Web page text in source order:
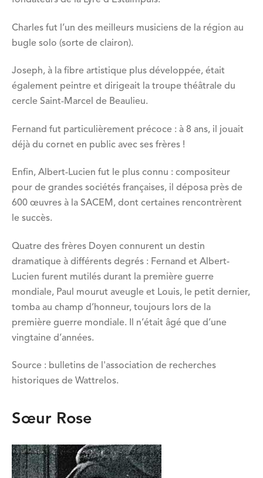
Charles fut l’un des meilleurs musiciens de la région au
bugle solo (sorte de clairon).
Joseph, à la fibre artistique plus développée, était
également peintre et dirigeait la troupe théâtrale du
cercle Saint-Marcel de Beaulieu.
Fernand fut particulièrement précoce : à 8 ans, il jouait
déjà du cornet en public avec ses frères !
Enfin, Albert-Lucien fut le plus connu : compositeur
pour de grandes sociétés françaises, il déposa près de
600 œuvres à la SACEM, dont certaines rencontrèrent
le succès.
Quatre des frères Doyen connurent un destin
dramatique à différents degrés : Fernand et Albert-
Lucien furent mutilés durant la première guerre
mondiale, Paul mourut aveugle et Louis, le petit dernier,
tomba au champ d’honneur, toujours lors de la
première guerre mondiale. Il n’était âgé que d’une
vingtaine d’années.
Source : bulletins de l'association de recherches
historiques de Wattrelos.
Sœur Rose